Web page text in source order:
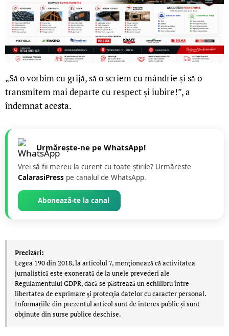
„Să o vorbim cu grijă, să o scriem cu mândrie și să o
transmitem mai departe cu respect și iubire!”, a
îndemnat acesta.
Urmărește-ne pe WhatsApp!
Vrei să fii mereu la curent cu toate știrile? Urmăreste
CalarasiPress pe canalul de WhatsApp.
Abonează-te la canal
Precizări:
Legea 190 din 2018, la articolul 7, menţionează că activitatea
jurnalistică este exonerată de la unele prevederi ale
Regulamentului GDPR, dacă se păstrează un echilibru între
libertatea de exprimare şi protecţia datelor cu caracter personal.
Informațiile din prezentul articol sunt de interes public și sunt
obținute din surse publice deschise.